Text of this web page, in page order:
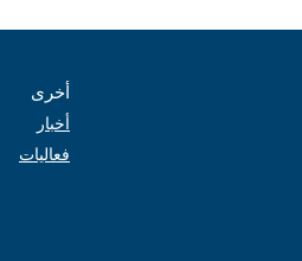
أخرى
أخبار
فعاليات